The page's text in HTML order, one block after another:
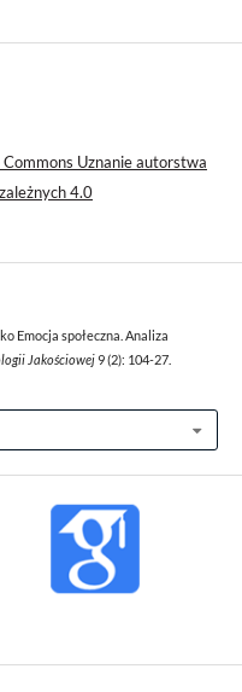
Uznanie autorstwa
4.0
Emocja społeczna. Analiza
Jakościowej9 (2): 104-27.